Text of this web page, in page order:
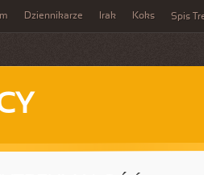
Dziennikarze Irak Koks Spis